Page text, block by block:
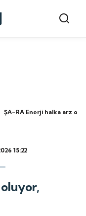
ŞA-RA Enerji halka arz
15:22